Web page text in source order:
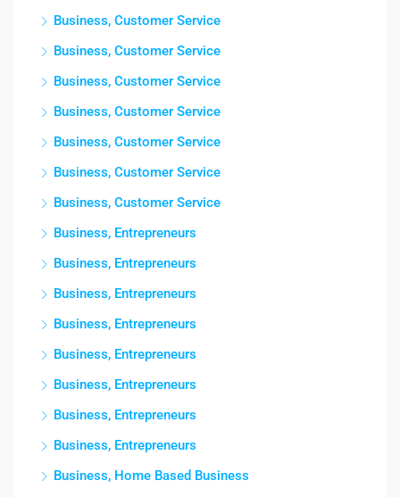
Business, Customer Service
Business, Customer Service
Business, Customer Service
Business, Customer Service
Business, Customer Service
Business, Customer Service
Business, Customer Service
Business, Entrepreneurs
Business, Entrepreneurs
Business, Entrepreneurs
Business, Entrepreneurs
Business, Entrepreneurs
Business, Entrepreneurs
Business, Entrepreneurs
Business, Entrepreneurs
Business, Home Based Business